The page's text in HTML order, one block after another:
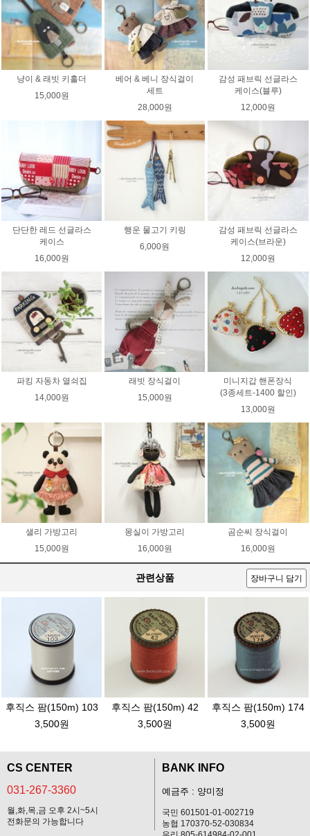
냥이 & 래빗 키홀더
15,000원
베어 & 베니 장식걸이
세트
28,000원
감성 패브릭 선글라스
케이스(블루)
12,000원
단단한 레드 선글라스
케이스
16,000원
행운 물고기 키링
6,000원
감성 패브릭 선글라스
케이스(브라운)
12,000원
파킹 자동차 열쇠집
14,000원
래빗 장식걸이
15,000원
미니지갑 핸폰장식
(3종세트-1400 할인)
13,000원
샐리 가방고리
15,000원
몽실이 가방고리
16,000원
곰순씨 장식걸이
16,000원
관련상품 장바구니 담기
후직스 팜(150m) 103
3,500원
후직스 팜(150m) 42
3,500원
후직스 팜(150m) 174
3,500원
CS CENTER
031-267-3360
월,화,목,금 오후 2시~5시
전화문의 가능합니다
BANK INFO
예금주 : 양미정
국민 601501-01-002719
농협 170370-52-030834